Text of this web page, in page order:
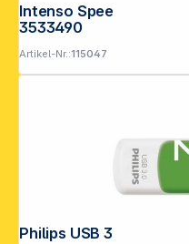
Intenso Speed Line 64GB USB Stick 3.2 Gen 1x1
3533490
Artikel-Nr.:115047